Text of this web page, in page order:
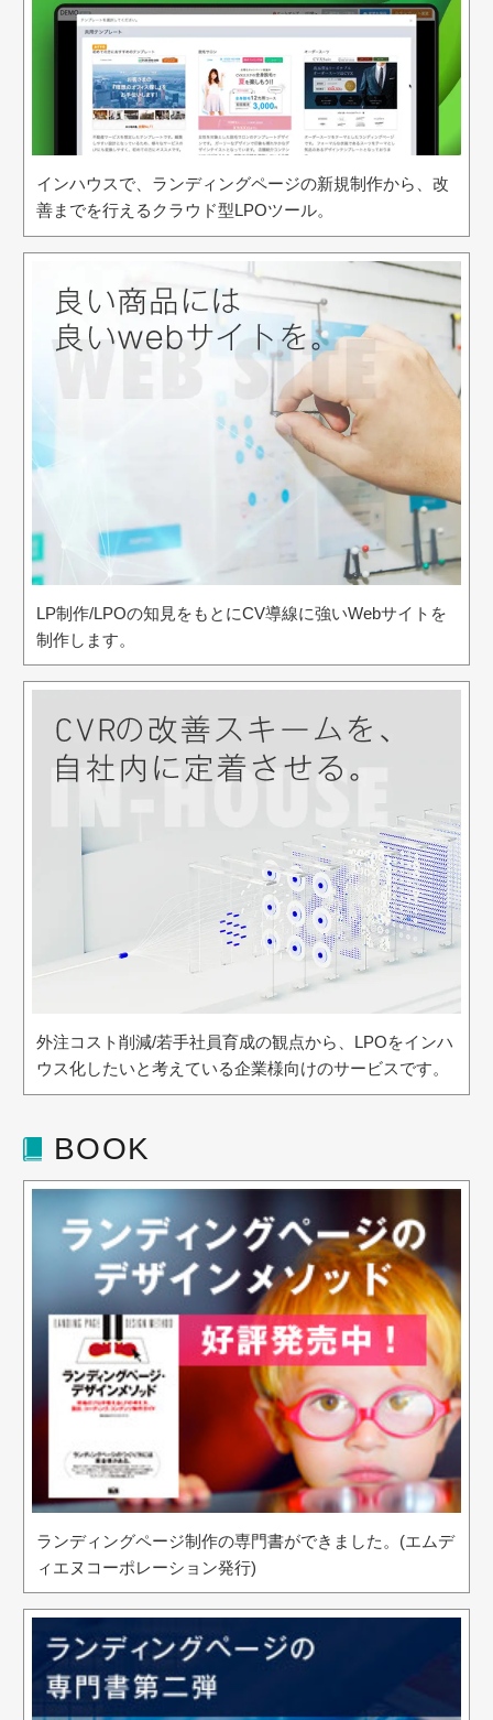
インハウスで、ランディングページの新規制作から、改
善までを行えるクラウド型LPOツール。
LP制作/LPOの知見をもとにCV導線に強いWebサイトを
制作します。
外注コスト削減/若手社員育成の観点から、LPOをインハ
ウス化したいと考えている企業様向けのサービスです。
BOOK
ランディングページ制作の専門書ができました。(エムデ
ィエヌコーポレーション発行)